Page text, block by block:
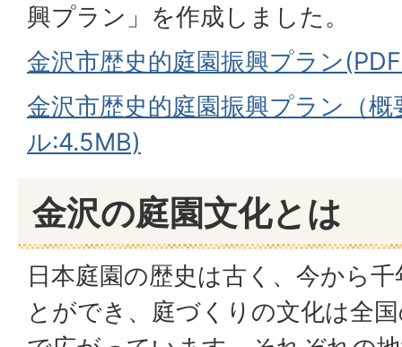
興プラン」を作成しました。
金沢市歴史的庭園振興プラン
金沢市歴史的庭園振興プラン（
ル:4.5MB)
金沢の庭園文化とは
日本庭園の歴史は古く、今から
とができ、庭づくりの文化は全